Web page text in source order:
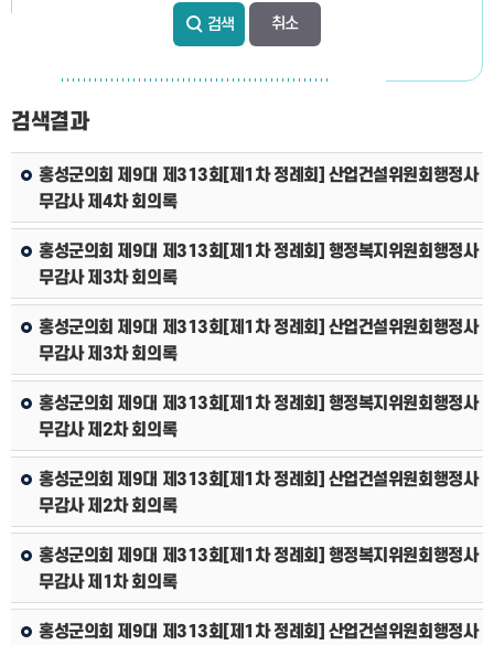
검색
검색결과
홍성군의회 제9대 제313회[제1차 정례회] 산업건설위원회행정사
무감사 제4차 회의록
홍성군의회 제9대 제313회[제1차 정례회] 행정복지위원회행정사
무감사 제3차 회의록
홍성군의회 제9대 제313회[제1차 정례회] 산업건설위원회행정사
무감사 제3차 회의록
홍성군의회 제9대 제313회[제1차 정례회] 행정복지위원회행정사
무감사 제2차 회의록
홍성군의회 제9대 제313회[제1차 정례회] 산업건설위원회행정사
무감사 제2차 회의록
홍성군의회 제9대 제313회[제1차 정례회] 행정복지위원회행정사
무감사 제1차 회의록
홍성군의회 제9대 제313회[제1차 정례회] 산업건설위원회행정사